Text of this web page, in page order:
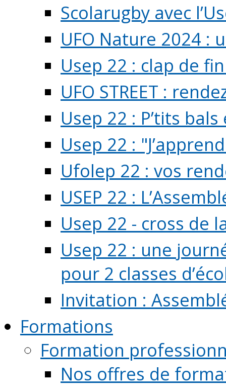
Scolarugby avec
UFO Nature 2024 :
Usep 22 : clap de
UFO STREET :
Usep 22 : P’tits
Usep 22 :
Ufolep 22 : vos
USEP 22 :
Usep 22 - cross de
Usep 22 : une
pour 2 classes
Invitation :
Formations
Formation
Nos offres de